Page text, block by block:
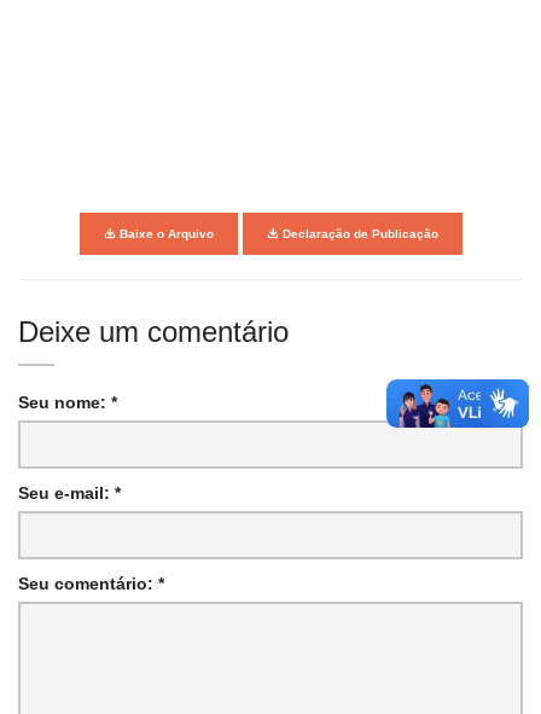
Baixe o Arquivo Declaração de Publicação
Deixe um comentário
Seu nome: *
Seu e-mail: *
Seu comentário: *